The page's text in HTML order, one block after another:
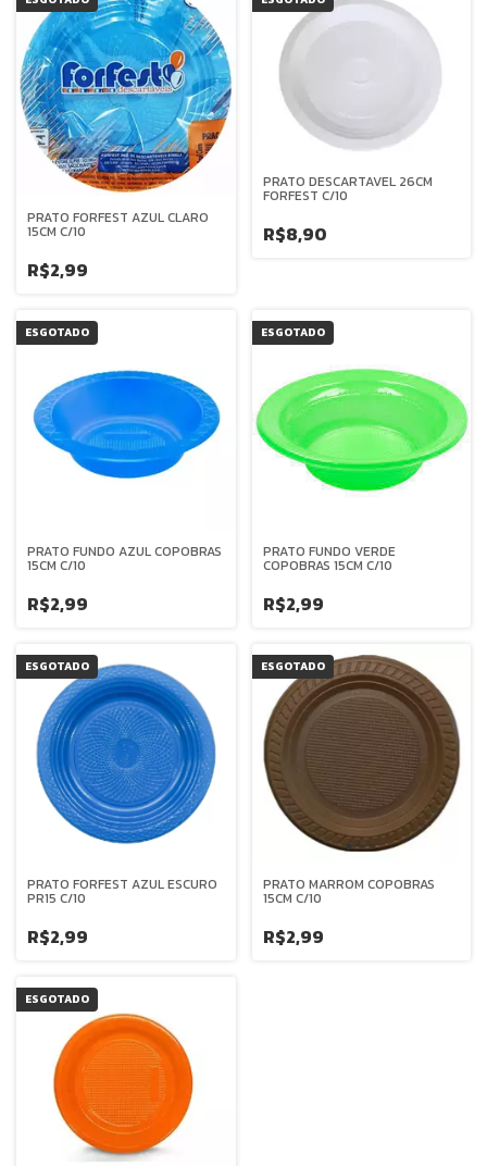
PRATO FORFEST AZUL CLARO
15CM C/10
R$2,99
PRATO DESCARTAVEL 26CM
FORFEST C/10
R$8,90
ESGOTADO
PRATO FUNDO AZUL COPOBRAS
15CM C/10
R$2,99
ESGOTADO
PRATO FUNDO VERDE
COPOBRAS 15CM C/10
R$2,99
ESGOTADO
PRATO FORFEST AZUL ESCURO
PR15 C/10
R$2,99
ESGOTADO
PRATO MARROM COPOBRAS
15CM C/10
R$2,99
ESGOTADO